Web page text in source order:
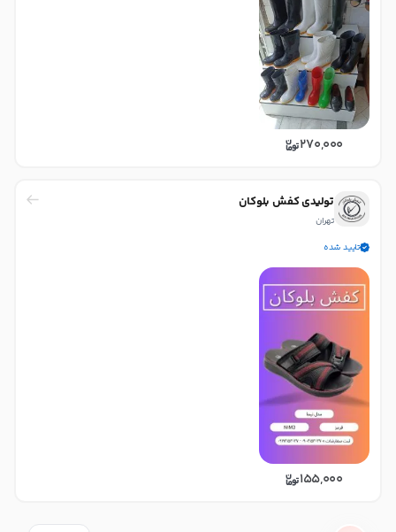
270,000
تولیدی کفش بلوکان
تهران
تایید شده
155,000